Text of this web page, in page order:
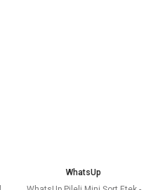
WhatsUp